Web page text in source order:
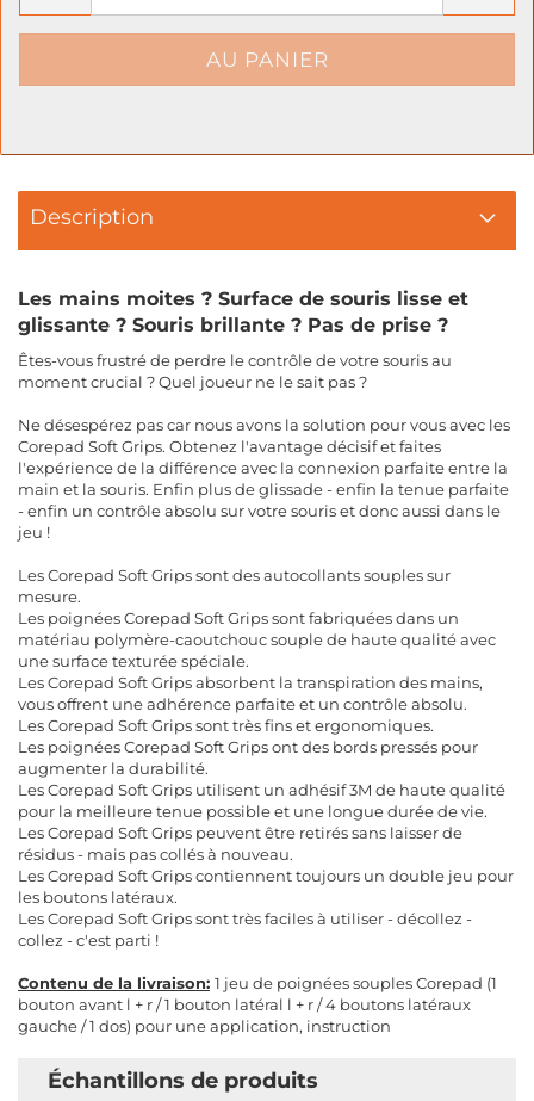
Description
Les mains moites ? Surface de souris lisse et
glissante ? Souris brillante ? Pas de prise ?
Êtes-vous frustré de perdre le contrôle de votre souris au
moment crucial ? Quel joueur ne le sait pas ?
Ne désespérez pas car nous avons la solution pour vous avec les
Corepad Soft Grips. Obtenez l'avantage décisif et faites
l'expérience de la différence avec la connexion parfaite entre la
main et la souris. Enfin plus de glissade - enfin la tenue parfaite
- enfin un contrôle absolu sur votre souris et donc aussi dans le
jeu !
Les Corepad Soft Grips sont des autocollants souples sur
mesure.
Les poignées Corepad Soft Grips sont fabriquées dans un
matériau polymère-caoutchouc souple de haute qualité avec
une surface texturée spéciale.
Les Corepad Soft Grips absorbent la transpiration des mains,
vous offrent une adhérence parfaite et un contrôle absolu.
Les Corepad Soft Grips sont très fins et ergonomiques.
Les poignées Corepad Soft Grips ont des bords pressés pour
augmenter la durabilité.
Les Corepad Soft Grips utilisent un adhésif 3M de haute qualité
pour la meilleure tenue possible et une longue durée de vie.
Les Corepad Soft Grips peuvent être retirés sans laisser de
résidus - mais pas collés à nouveau.
Les Corepad Soft Grips contiennent toujours un double jeu pour
les boutons latéraux.
Les Corepad Soft Grips sont très faciles à utiliser - décollez -
collez - c'est parti !
Contenu de la livraison: 1 jeu de poignées souples Corepad (1
bouton avant l + r / 1 bouton latéral l + r / 4 boutons latéraux
gauche / 1 dos) pour une application, instruction
​ Échantillons de produits